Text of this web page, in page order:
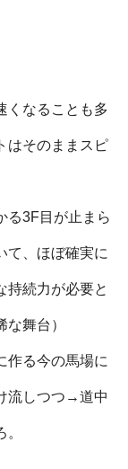
くなることも多
はそのままスピ
る3F目が止まら
て、ほぼ確実に
持続力が必要と
舞台）
作る今の馬場に
流しつつ→道中